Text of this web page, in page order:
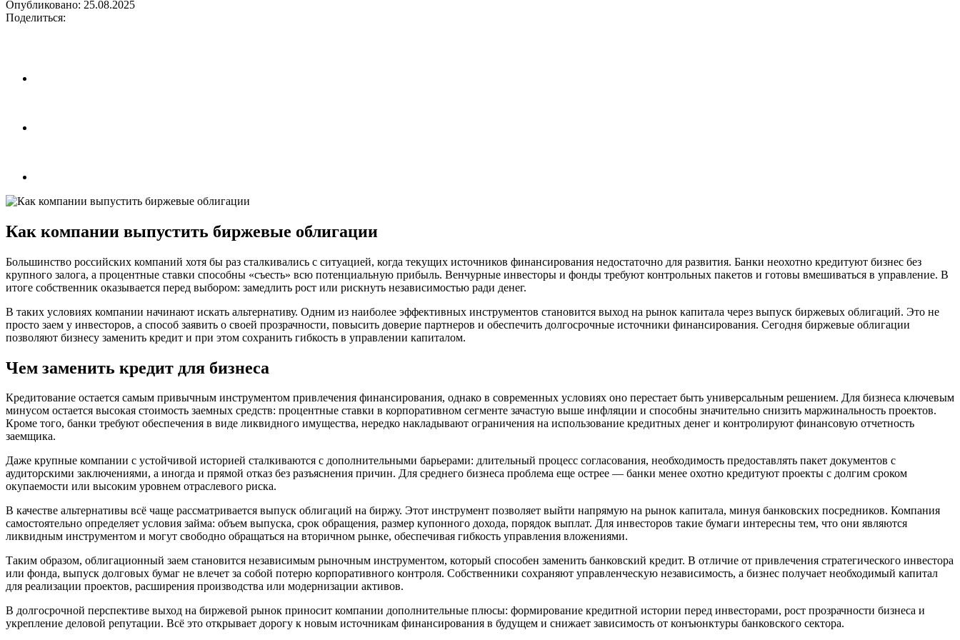
Опубликовано: 25.08.2025
Поделиться:
Как компании выпустить биржевые облигации
Большинство российских компаний хотя бы раз сталкивались с ситуацией, когда текущих источников финансирования недостаточно для развития. Банки неохотно кредитуют бизнес без
крупного залога, а процентные ставки способны «съесть» всю потенциальную прибыль. Венчурные инвесторы и фонды требуют контрольных пакетов и готовы вмешиваться в управление. В
итоге собственник оказывается перед выбором: замедлить рост или рискнуть независимостью ради денег.
В таких условиях компании начинают искать альтернативу. Одним из наиболее эффективных инструментов становится выход на рынок капитала через выпуск биржевых облигаций. Это не
просто заем у инвесторов, а способ заявить о своей прозрачности, повысить доверие партнеров и обеспечить долгосрочные источники финансирования. Сегодня биржевые облигации
позволяют бизнесу заменить кредит и при этом сохранить гибкость в управлении капиталом.
Чем заменить кредит для бизнеса
Кредитование остается самым привычным инструментом привлечения финансирования, однако в современных условиях оно перестает быть универсальным решением. Для бизнеса ключевым
минусом остается высокая стоимость заемных средств: процентные ставки в корпоративном сегменте зачастую выше инфляции и способны значительно снизить маржинальность проектов.
Кроме того, банки требуют обеспечения в виде ликвидного имущества, нередко накладывают ограничения на использование кредитных денег и контролируют финансовую отчетность
заемщика.
Даже крупные компании с устойчивой историей сталкиваются с дополнительными барьерами: длительный процесс согласования, необходимость предоставлять пакет документов с
аудиторскими заключениями, а иногда и прямой отказ без разъяснения причин. Для среднего бизнеса проблема еще острее — банки менее охотно кредитуют проекты с долгим сроком
окупаемости или высоким уровнем отраслевого риска.
В качестве альтернативы всё чаще рассматривается выпуск облигаций на биржу. Этот инструмент позволяет выйти напрямую на рынок капитала, минуя банковских посредников. Компания
самостоятельно определяет условия займа: объем выпуска, срок обращения, размер купонного дохода, порядок выплат. Для инвесторов такие бумаги интересны тем, что они являются
ликвидным инструментом и могут свободно обращаться на вторичном рынке, обеспечивая гибкость управления вложениями.
Таким образом, облигационный заем становится независимым рыночным инструментом, который способен заменить банковский кредит. В отличие от привлечения стратегического инвестора
или фонда, выпуск долговых бумаг не влечет за собой потерю корпоративного контроля. Собственники сохраняют управленческую независимость, а бизнес получает необходимый капитал
для реализации проектов, расширения производства или модернизации активов.
В долгосрочной перспективе выход на биржевой рынок приносит компании дополнительные плюсы: формирование кредитной истории перед инвесторами, рост прозрачности бизнеса и
укрепление деловой репутации. Всё это открывает дорогу к новым источникам финансирования в будущем и снижает зависимость от конъюнктуры банковского сектора.